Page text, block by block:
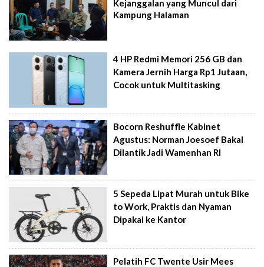
Kejanggalan yang Muncul dari
Kampung Halaman
4 HP Redmi Memori 256 GB dan
Kamera Jernih Harga Rp1 Jutaan,
Cocok untuk Multitasking
Bocorn Reshuffle Kabinet
Agustus: Norman Joesoef Bakal
Dilantik Jadi Wamenhan RI
5 Sepeda Lipat Murah untuk Bike
to Work, Praktis dan Nyaman
Dipakai ke Kantor
Pelatih FC Twente Usir Mees